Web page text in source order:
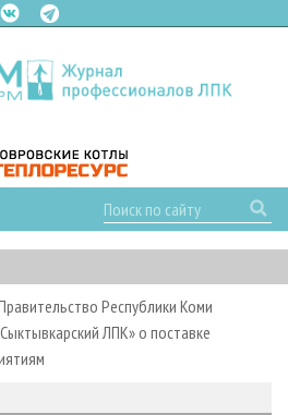
Республики Коми
ЛПК» о поставке